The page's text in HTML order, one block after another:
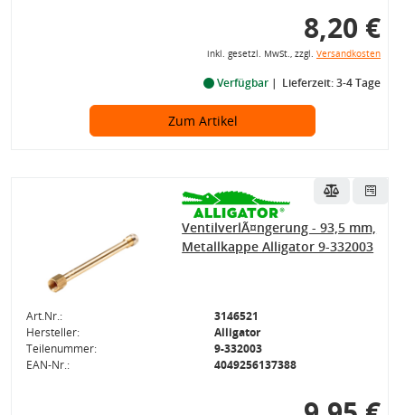
8,20 €
inkl. gesetzl. MwSt., zzgl. Versandkosten
Verfügbar Lieferzeit: 3-4 Tage
Zum Artikel
VentilverlÃ¤ngerung - 93,5 mm,
Metallkappe Alligator 9-332003
Art.Nr.:
3146521
Hersteller:
Alligator
Teilenummer:
9-332003
EAN-Nr.:
4049256137388